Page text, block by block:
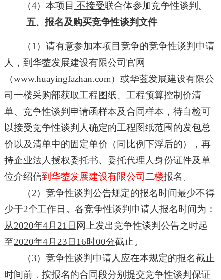
（4）本项目 不接受联合体参加竞争性谈判。
五、报名及购买竞争性谈判文件
（1）请有意参加本项目竞争的竞争性谈判申请
人，到 华蓥发展建设有限公司官网
（www.huayingfazhan.com） 或华蓥发展建设有限公
司一楼采购部获取工程图纸、 工程预算控制价清
单、竞争性谈判申请函样本及合同样本，待自检可
以接受竞争性谈判人确定的工程图纸范围的发包总
价以及清单中的固定单价（同比例下浮后的），再
持企业法人授权委托书、委托代理人身份证件及单
位介绍信到 华蓥发展建设有限公司二楼报名。
（2）竞争性谈判公告规定的报名时间最少不得
少于2个工作日。各竞争性谈判申请人报名时间为：
从2020年4月 21 日 网上发出竞争性谈判公告之时起
至2020年4月 23 日 16时00分截止。
（3）竞争性谈判申请人应在本规定的报名截止
时间前，按报名的合同段分别提交竞争性谈判保证